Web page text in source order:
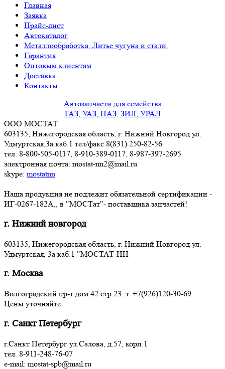
Главная
Заявка
Прайс-лист
Автокаталог
Металлообработка, Литье чугуна и стали.
Гарантия
Оптовым клиентам
Доставка
Контакты
Автозапчасти для семейства
ГАЗ, УАЗ, ПАЗ, ЗИЛ, УРАЛ
ООО МОСТАТ
603135, Нижегородская область, г. Нижний Новгород ул.
Удмуртская,3a каб.1 тел/факс 8(831) 250-82-56
тел: 8-800-505-0117, 8-910-389-0117, 8-987-397-2695
электронная почта: mostat-nn2@mail.ru
skype: mostatnn
Наша продукция не подлежит обязательной сертификации -
ИГ-0267-182А,, в "МОСТат"- поставщика запчастей!
г. Нижний новгород
603135, Нижегородская область, г. Нижний Новгород ул.
Удмуртская, 3a каб.1 "МОСТАТ-НН
г. Москва
Волгоградский пр-т дом 42 стр.23: т. +7(926)120-30-69
Цены уточняйте.
г. Санкт Петербург
г.Санкт Петербург ул.Салова, д.57, корп.1
тел. 8-911-248-76-07
e-mail: mostat-spb@mail.ru